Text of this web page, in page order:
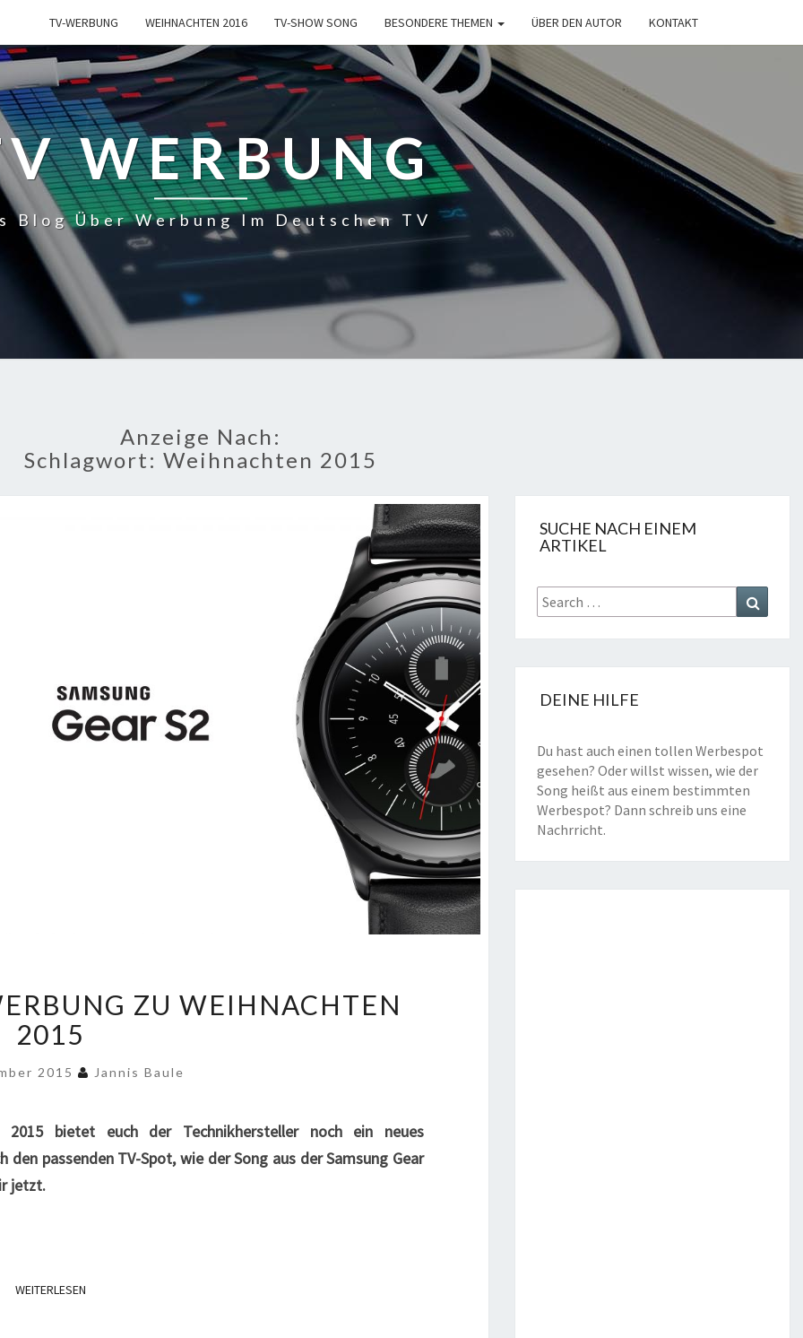
TV-WERBUNG WEIHNACHTEN 2016 TV-SHOW SONG BESONDERE THEMEN ÜBER DEN AUTOR KONTAKT
WERBUNG
Blog Über Werbung Im Deutschen TV
Anzeige Nach:
Schlagwort: Weihnachten 2015
GEAR
S2
WERBUNG
ZU
ZU WEIHNACHTEN
2015
2015 Jannis Baule
bietet euch der Technikhersteller noch ein neues
den passenden TV-Spot, wie der Song aus der Samsung Gear
jetzt.
WEITERLESENWEITERLESEN
SUCHE NACH EINEM
ARTIKEL
Search
for:
DEINE HILFE
Du hast auch einen tollen Werbespot
gesehen? Oder willst wissen, wie der
Song heißt aus einem bestimmten
Werbespot? Dann schreib uns eine
Nachrricht.